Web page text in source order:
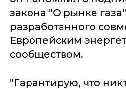
закона "О рынке
разработанного
Европейским
сообществом.
"Гарантирую, что